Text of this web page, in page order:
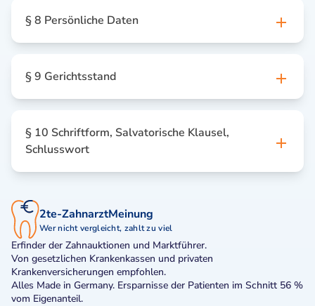
§ 8 Persönliche Daten
§ 9 Gerichtsstand
§ 10 Schriftform, Salvatorische Klausel,
Schlusswort
2te-ZahnarztMeinung
Wer nicht vergleicht, zahlt zu viel
Erfinder der Zahnauktionen und Marktführer.
Von gesetzlichen Krankenkassen und privaten
Krankenversicherungen empfohlen.
Alles Made in Germany. Ersparnisse der Patienten im Schnitt 56 %
vom Eigenanteil.